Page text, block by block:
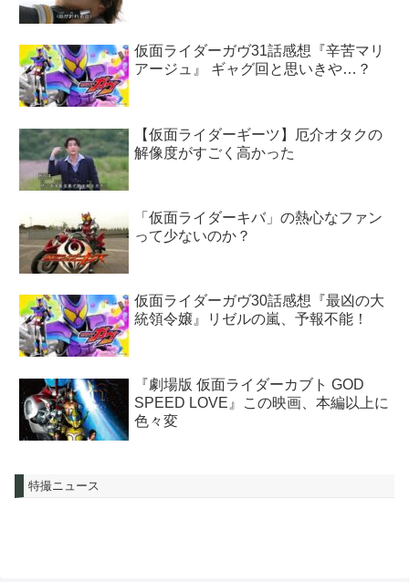
仮面ライダーガヴ31話感想『辛苦マリ
アージュ』 ギャグ回と思いきや…？
【仮面ライダーギーツ】厄介オタクの
解像度がすごく高かった
「仮面ライダーキバ」の熱心なファン
って少ないのか？
仮面ライダーガヴ30話感想『最凶の大
統領令嬢』リゼルの嵐、予報不能！
『劇場版 仮面ライダーカブト GOD
SPEED LOVE』この映画、本編以上に
色々変
特撮ニュース